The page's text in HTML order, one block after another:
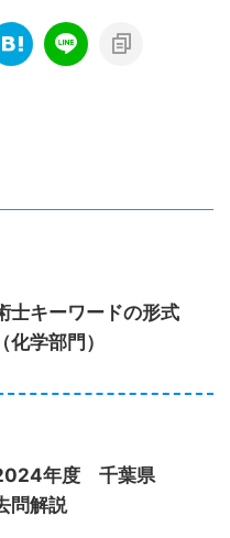
士キーワードの形式
学部門）
2024年度 千葉県
問解説